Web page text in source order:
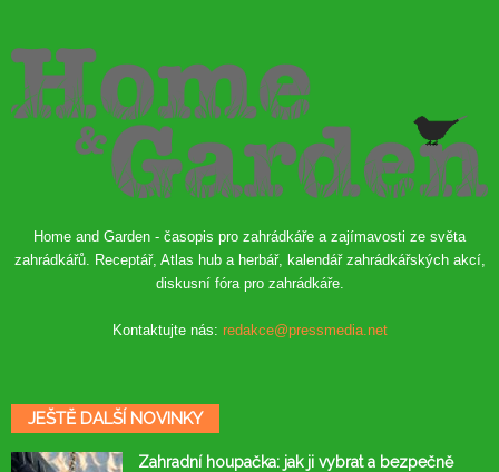
Home and Garden - časopis pro zahrádkáře a zajímavosti ze světa
zahrádkářů. Receptář, Atlas hub a herbář, kalendář zahrádkářských akcí,
diskusní fóra pro zahrádkáře.
Kontaktujte nás: redakce@pressmedia.net
JEŠTĚ DALŠÍ NOVINKY
Zahradní houpačka: jak ji vybrat a bezpečně